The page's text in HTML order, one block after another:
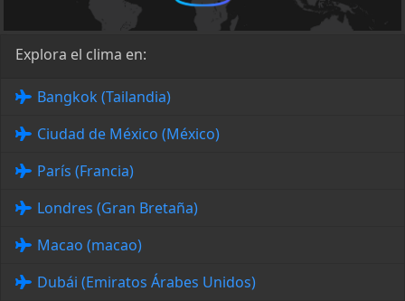
Explora el clima en:
Bangkok (Tailandia)
Ciudad de México (México)
París (Francia)
Londres (Gran Bretaña)
Macao (macao)
Dubái (Emiratos Árabes Unidos)